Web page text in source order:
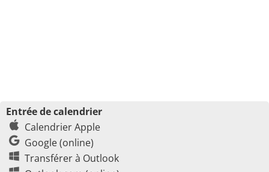
Entrée de calendrier
Calendrier Apple
Google (online)
Transférer à Outlook